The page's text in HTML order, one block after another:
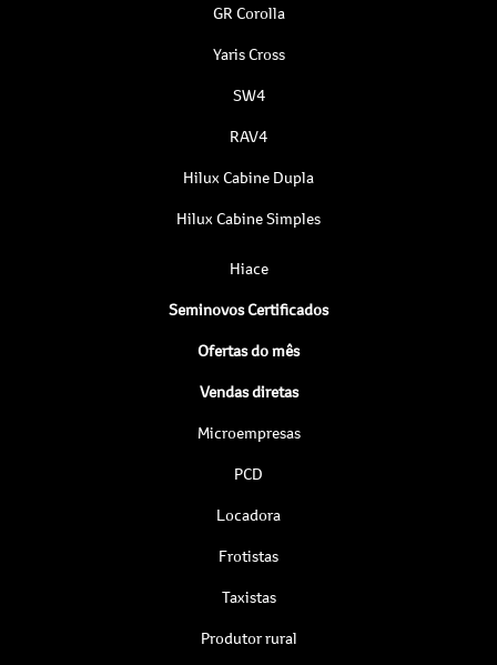
GR Corolla
Yaris Cross
SW4
RAV4
Hilux Cabine Dupla
Hilux Cabine Simples
Hiace
Seminovos Certificados
Ofertas do mês
Vendas diretas
Microempresas
PCD
Locadora
Frotistas
Taxistas
Produtor rural